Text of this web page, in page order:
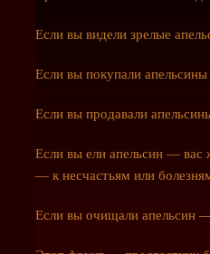
Если вы видели зрелые
Если вы покупали
Если вы продавали
Если вы ели апельсин — вас
— к несчастьям или
Если вы очищали апельсин